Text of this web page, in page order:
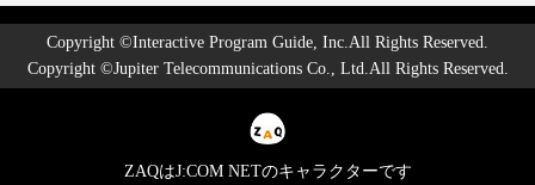
Copyright ©Interactive Program Guide, Inc.All Rights Reserved.
Copyright ©Jupiter Telecommunications Co., Ltd.All Rights Reserved.
ZAQはJ:COM NETのキャラクターです